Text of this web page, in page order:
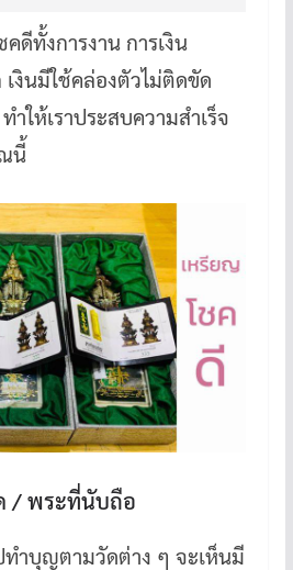
ดีทั้งการงาน การเงิน
งินมีใช้คล่องตัวไม่ติดขัด
ทำให้เราประสบความสำเร็จ
นี้
/ พระที่นับถือ
ทำบุญตามวัดต่าง ๆ จะเห็นมี